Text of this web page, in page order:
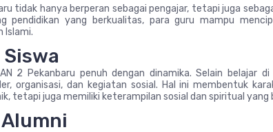
tidak hanya berperan sebagai pengajar, tetapi juga
pendidikan yang berkualitas, para guru mampu
Islami.
2 Pekanbaru penuh dengan dinamika. Selain belajar
organisasi, dan kegiatan sosial. Hal ini membentuk
tetapi juga memiliki keterampilan sosial dan spiritual yang